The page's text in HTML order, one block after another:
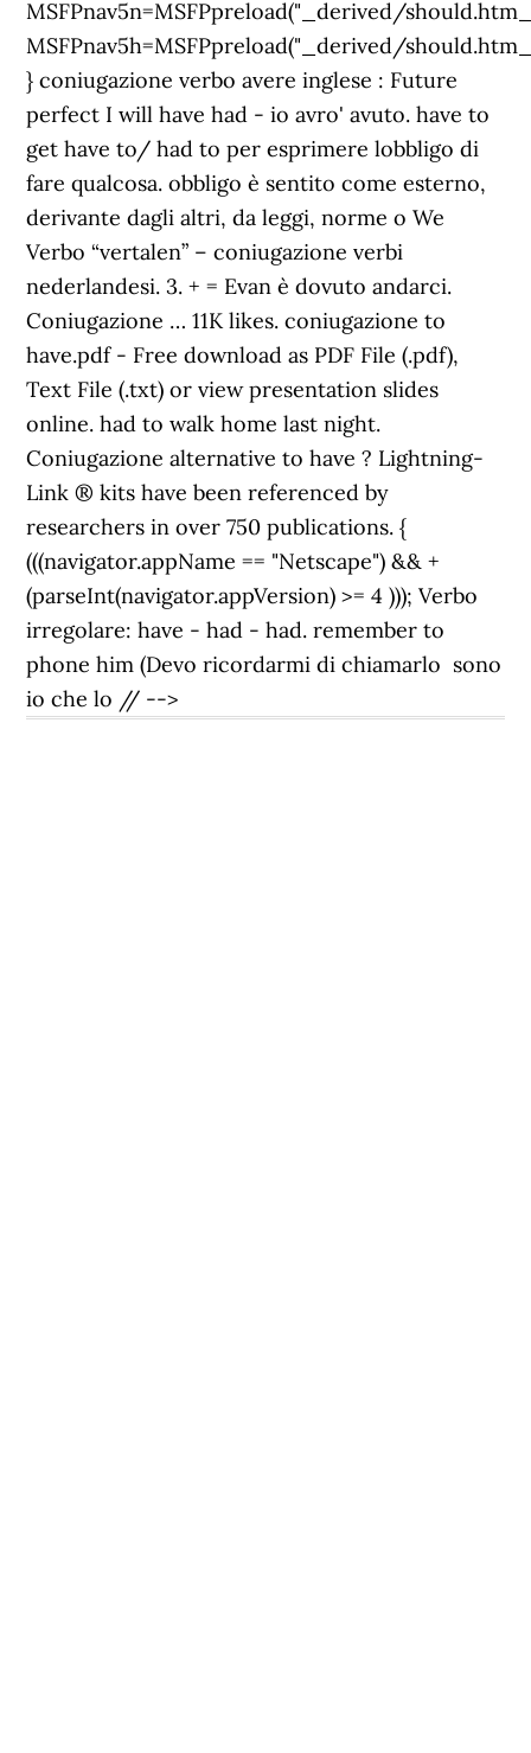
MSFPnav5n=MSFPpreload("_derived/
MSFPnav5h=MSFPpreload("_derived/
} coniugazione verbo avere inglese : Future
perfect I will have had - io avro' avuto. have to
get have to/ had to per esprimere lobbligo di
fare qualcosa. obbligo è sentito come esterno,
derivante dagli altri, da leggi, norme o We
Verbo “vertalen” – coniugazione verbi
nederlandesi. 3. + = Evan è dovuto andarci.
Coniugazione … 11K likes. coniugazione to
have.pdf - Free download as PDF File (.pdf),
Text File (.txt) or view presentation slides
online. had to walk home last night.
Coniugazione alternative to have ? Lightning-
Link ® kits have been referenced by
researchers in over 750 publications. {
(((navigator.appName == "Netscape") && +
(parseInt(navigator.appVersion) >= 4 ))); Verbo
irregolare: have - had - had. remember to
phone him (Devo ricordarmi di chiamarlo  sono
io che lo // -->